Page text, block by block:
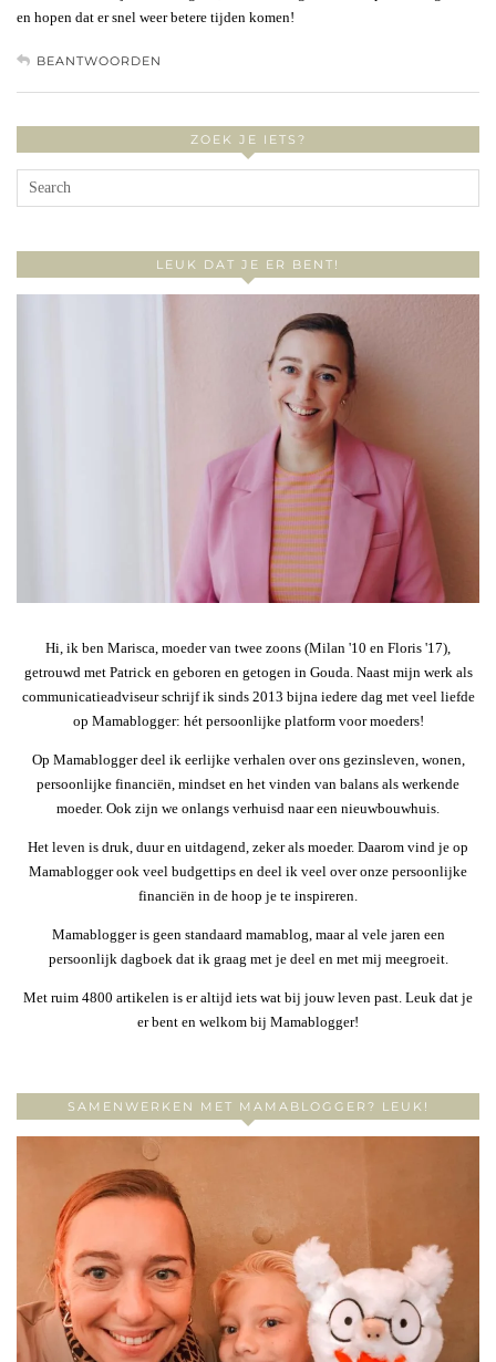
en hopen dat er snel weer betere tijden komen!
BEANTWOORDEN
ZOEK JE IETS?
LEUK DAT JE ER BENT!
Hi, ik ben Marisca, moeder van twee zoons (Milan '10 en Floris '17),
getrouwd met Patrick en geboren en getogen in Gouda. Naast mijn werk als
communicatieadviseur schrijf ik sinds 2013 bijna iedere dag met veel liefde
op Mamablogger: hét persoonlijke platform voor moeders!
Op Mamablogger deel ik eerlijke verhalen over ons gezinsleven, wonen,
persoonlijke financiën, mindset en het vinden van balans als werkende
moeder. Ook zijn we onlangs verhuisd naar een nieuwbouwhuis.
Het leven is druk, duur en uitdagend, zeker als moeder. Daarom vind je op
Mamablogger ook veel budgettips en deel ik veel over onze persoonlijke
financiën in de hoop je te inspireren.
Mamablogger is geen standaard mamablog, maar al vele jaren een
persoonlijk dagboek dat ik graag met je deel en met mij meegroeit.
Met ruim 4800 artikelen is er altijd iets wat bij jouw leven past. Leuk dat je
er bent en welkom bij Mamablogger!
SAMENWERKEN MET MAMABLOGGER? LEUK!